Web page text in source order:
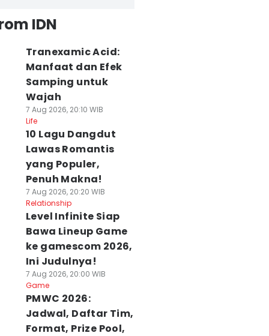
IDN
Tranexamic Acid:
Manfaat dan Efek
Samping untuk
Wajah
7 Aug 2026, 20:10 WIB
Life
10 Lagu Dangdut
Lawas Romantis
yang Populer,
Penuh Makna!
7 Aug 2026, 20:20 WIB
Relationship
Level Infinite Siap
Bawa Lineup Game
ke gamescom 2026,
Ini Judulnya!
7 Aug 2026, 20:00 WIB
Game
PMWC 2026:
Jadwal, Daftar Tim,
Format, Prize Pool,